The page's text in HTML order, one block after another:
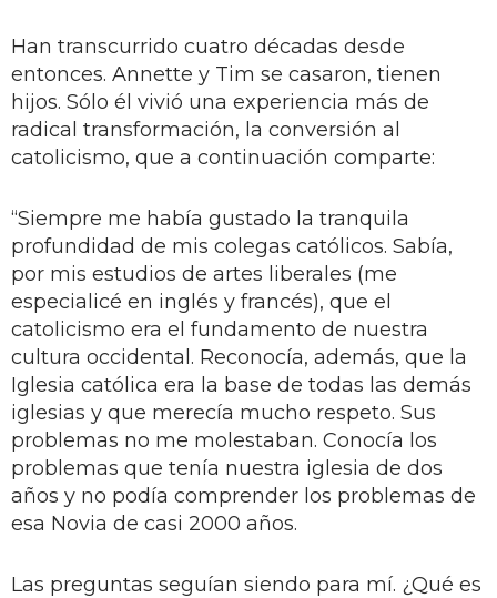
Han transcurrido cuatro décadas desde
entonces. Annette y Tim se casaron, tienen
hijos. Sólo él vivió una experiencia más de
radical transformación, la conversión al
catolicismo, que a continuación comparte:
“Siempre me había gustado la tranquila
profundidad de mis colegas católicos. Sabía,
por mis estudios de artes liberales (me
especialicé en inglés y francés), que el
catolicismo era el fundamento de nuestra
cultura occidental. Reconocía, además, que la
Iglesia católica era la base de todas las demás
iglesias y que merecía mucho respeto. Sus
problemas no me molestaban. Conocía los
problemas que tenía nuestra iglesia de dos
años y no podía comprender los problemas de
esa Novia de casi 2000 años.
Las preguntas seguían siendo para mí. ¿Qué es